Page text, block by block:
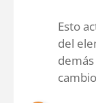
Esto
del